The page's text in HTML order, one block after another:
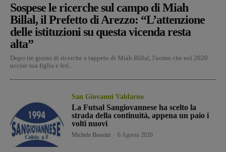
Sospese le ricerche sul campo di Miah
Billal, il Prefetto di Arezzo: “L’attenzione
delle istituzioni su questa vicenda resta
alta”
Dopo tre giorni di ricerche a tappeto di Miah Billal, l'uomo che nel 2020
uccise sua figlia e ferì...
San Giovanni Valdarno
La Futsal Sangiovannese ha scelto la
strada della continuità, appena un paio i
volti nuovi
Michele Bossini 6 Agosto 2026